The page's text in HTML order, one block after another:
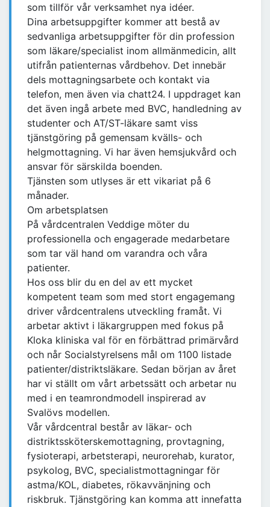
som tillför vår verksamhet nya idéer.
Dina arbetsuppgifter kommer att bestå av
sedvanliga arbetsuppgifter för din profession
som läkare/specialist inom allmänmedicin, allt
utifrån patienternas vårdbehov. Det innebär
dels mottagningsarbete och kontakt via
telefon, men även via chatt24. I uppdraget kan
det även ingå arbete med BVC, handledning av
studenter och AT/ST-läkare samt viss
tjänstgöring på gemensam kvälls- och
helgmottagning. Vi har även hemsjukvård och
ansvar för särskilda boenden.
Tjänsten som utlyses är ett vikariat på 6
månader.
Om arbetsplatsen
På vårdcentralen Veddige möter du
professionella och engagerade medarbetare
som tar väl hand om varandra och våra
patienter.
Hos oss blir du en del av ett mycket
kompetent team som med stort engagemang
driver vårdcentralens utveckling framåt. Vi
arbetar aktivt i läkargruppen med fokus på
Kloka kliniska val för en förbättrad primärvård
och når Socialstyrelsens mål om 1100 listade
patienter/distriktsläkare. Sedan början av året
har vi ställt om vårt arbetssätt och arbetar nu
med i en teamrondmodell inspirerad av
Svalövs modellen.
Vår vårdcentral består av läkar- och
distriktssköterskemottagning, provtagning,
fysioterapi, arbetsterapi, neurorehab, kurator,
psykolog, BVC, specialistmottagningar för
astma/KOL, diabetes, rökavvänjning och
riskbruk. Tjänstgöring kan komma att innefatta